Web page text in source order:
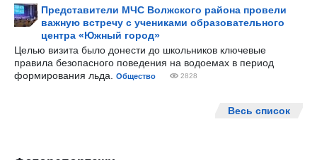
Представители МЧС Волжского района провели
важную встречу с учениками образовательного
центра «Южный город»
Целью визита было донести до школьников ключевые
правила безопасного поведения на водоемах в период
формирования льда.
Общество 2828
Весь список